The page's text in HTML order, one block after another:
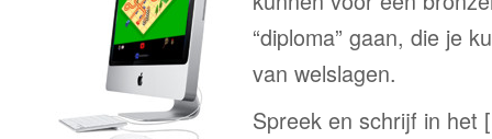
“diploma” gaan, die je
van welslagen.
Spreek en schrijf in het